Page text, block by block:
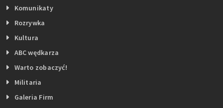
Komunikaty
Rozrywka
Kultura
ABC wędkarza
Warto zobaczyć!
Militaria
Galeria Firm